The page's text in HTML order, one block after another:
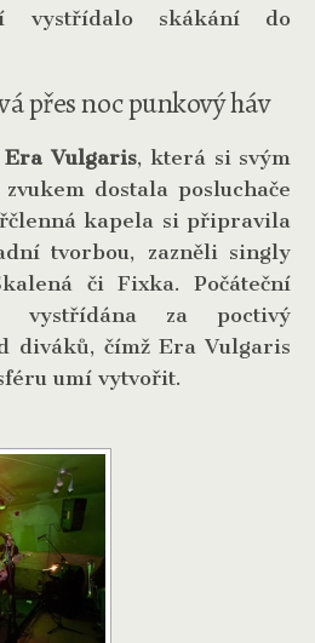
vystřídalo skákání do
přes noc punkový háv
Era Vulgaris, která si svým
dostala posluchače
kapela si připravila
tvorbou, zazněli singly
či Fixka. Počáteční
vystřídána za poctivý
diváků, čímž Era Vulgaris
umí vytvořit.